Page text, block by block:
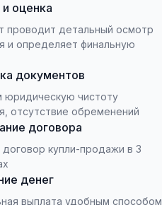
оценка
проводит детальный осмотр
и определяет финальную
документов
юридическую чистоту
отсутствие обременений
договора
купли-продажи в 3
денег
выплата удобным способом